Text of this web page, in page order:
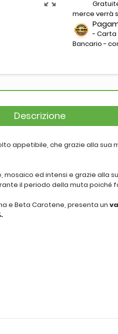
merce verrà
- Carta
Bancario -
Descrizione
appetibile, che grazie alla sua
ed intensi e grazie alla
il periodo della muta poiché
e Beta Carotene, presenta un